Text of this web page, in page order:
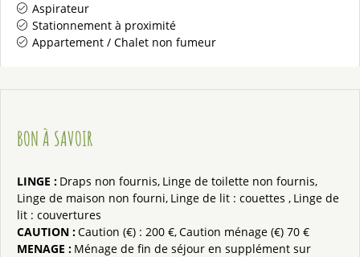
Aspirateur
Stationnement à proximité
Appartement / Chalet non fumeur
BON À SAVOIR
LINGE : Draps non fournis Linge de toilette non fournis
Linge de maison non fourni Linge de lit : couettes
Linge de
lit : couvertures
CAUTION :Caution (€) : 200 € Caution ménage (€) 70 €
MENAGE : Ménage de fin de séjour en supplément sur